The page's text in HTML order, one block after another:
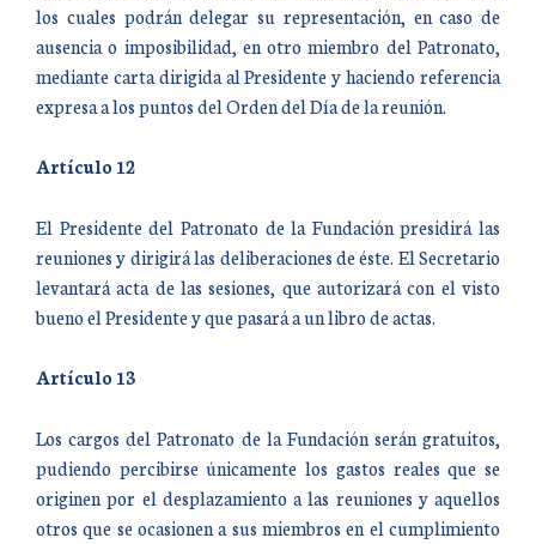
los cuales podrán delegar su representación, en caso de
ausencia o imposibilidad, en otro miembro del Patronato,
mediante carta dirigida al Presidente y haciendo referencia
expresa a los puntos del Orden del Día de la reunión.
Artículo 12
El Presidente del Patronato de la Fundación presidirá las
reuniones y dirigirá las deliberaciones de éste. El Secretario
levantará acta de las sesiones, que autorizará con el visto
bueno el Presidente y que pasará a un libro de actas.
Artículo 13
Los cargos del Patronato de la Fundación serán gratuitos,
pudiendo percibirse únicamente los gastos reales que se
originen por el desplazamiento a las reuniones y aquellos
otros que se ocasionen a sus miembros en el cumplimiento